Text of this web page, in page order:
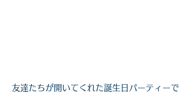
友達たちが開いてくれた誕生日パーティーで